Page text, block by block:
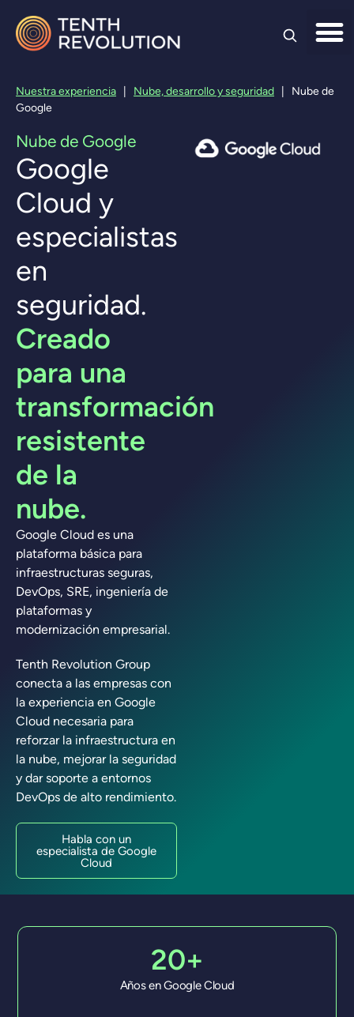
Nuestra experiencia Nube, desarrollo y seguridad
Nube de
Google
Nube de Google
Google
Cloud y
especialistas
en
seguridad.
Creado
para una
transformación
resistente
de la
nube.
Google Cloud es una
plataforma básica para
infraestructuras seguras,
DevOps, SRE, ingeniería de
plataformas y
modernización empresarial.
Tenth Revolution Group
conecta a las empresas con
la experiencia en Google
Cloud necesaria para
reforzar la infraestructura en
la nube, mejorar la seguridad
y dar soporte a entornos
DevOps de alto rendimiento.
Habla con un
especialista de Google
Cloud
20+
Años en Google Cloud